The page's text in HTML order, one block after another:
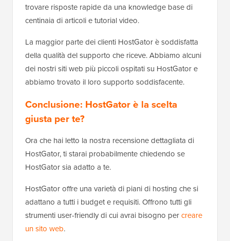
trovare risposte rapide da una knowledge base di
centinaia di articoli e tutorial video.
La maggior parte dei clienti HostGator è soddisfatta
della qualità del supporto che riceve. Abbiamo alcuni
dei nostri siti web più piccoli ospitati su HostGator e
abbiamo trovato il loro supporto soddisfacente.
Conclusione: HostGator è la scelta
giusta per te?
Ora che hai letto la nostra recensione dettagliata di
HostGator, ti starai probabilmente chiedendo se
HostGator sia adatto a te.
HostGator offre una varietà di piani di hosting che si
adattano a tutti i budget e requisiti. Offrono tutti gli
strumenti user-friendly di cui avrai bisogno percreare
un sito web.